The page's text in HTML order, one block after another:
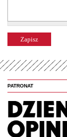
PATRONAT